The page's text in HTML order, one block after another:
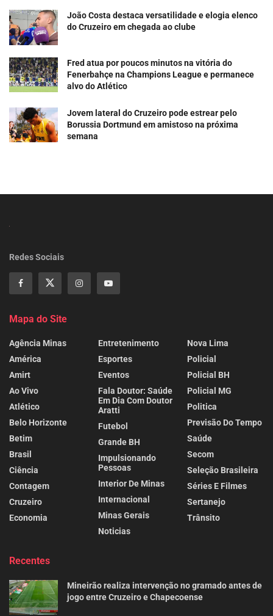
João Costa destaca versatilidade e elogia elenco
do Cruzeiro em chegada ao clube
Fred atua por poucos minutos na vitória do
Fenerbahçe na Champions League e permanece
alvo do Atlético
Jovem lateral do Cruzeiro pode estrear pelo
Borussia Dortmund em amistoso na próxima
semana
Redes Sociais
Mapa do Site
Agência Minas
América
Amirt
Ao Vivo
Atlético
Belo Horizonte
Betim
Brasil
Ciência
Contagem
Cruzeiro
Economia
Entretenimento
Esportes
Eventos
Fala Doutor: Saúde
Em Dia Com Doutor
Aratti
Futebol
Grande BH
Impulsionando
Pessoas
Interior De Minas
Internacional
Minas Gerais
Noticias
Nova Lima
Policial
Policial BH
Policial MG
Politica
Previsão Do Tempo
Saúde
Secom
Seleção Brasileira
Séries E Filmes
Sertanejo
Trânsito
Recentes
Mineirão realiza intervenção no gramado antes de
jogo entre Cruzeiro e Chapecoense